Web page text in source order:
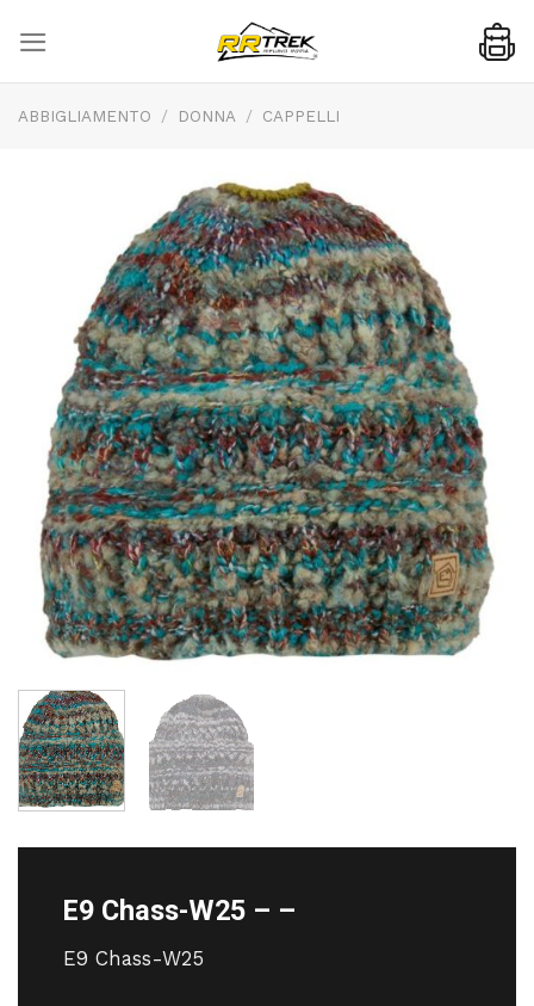
content
ABBIGLIAMENTO / DONNA / CAPPELLI
E9 Chass-W25 – –
E9 Chass-W25